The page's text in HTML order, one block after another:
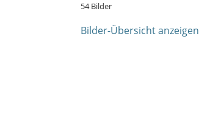
54 Bilder
Bilder-Übersicht anzeigen